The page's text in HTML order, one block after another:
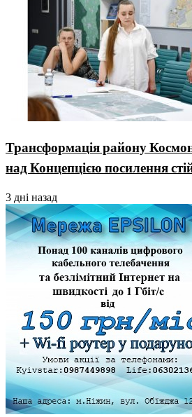
Трансформація району
над Концепцією посилення
3 дні назад